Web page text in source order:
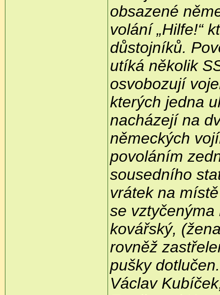
obsazené
volání „Hilfe!“
důstojníků.
utíká několik
osvobozují
kterých jedna
nacházejí na
německých
povoláním
sousedního
vrátek na
se
kovářský,
rovněž
pušky
Václav